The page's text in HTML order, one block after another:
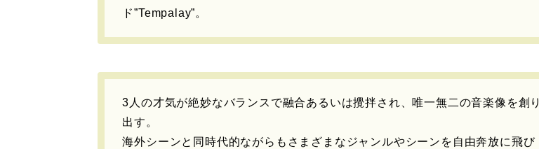
ド”Tempalay”。
3人の才気が絶妙なバランスで融合あるいは攪拌され、唯一無二の音楽像を創り
出す。
海外シーンと同時代的ながらもさまざまなジャンルやシーンを自由奔放に飛び